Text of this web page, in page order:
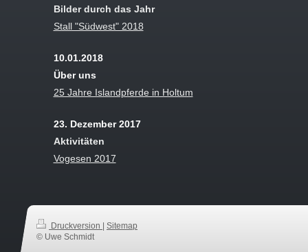
Bilder durch das Jahr
Stall "Südwest" 2018
10.01.2018
Über uns
25 Jahre Islandpferde in Holtum
23. Dezember 2017
Aktivitäten
Vogesen 2017
Druckversion
Sitemap
© Uwe Schmidt